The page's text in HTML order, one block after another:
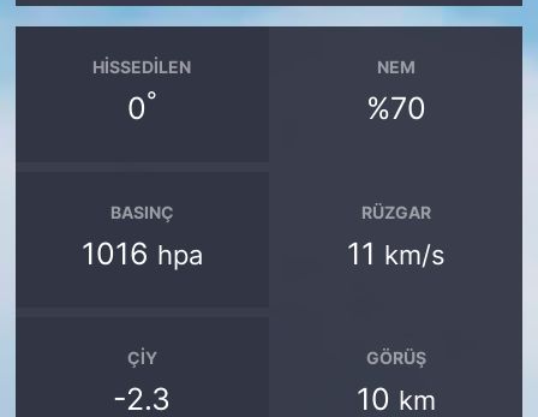
HISSEDILEN
0°
NEM
%70
BASINÇ
1016 hpa
RÜZGAR
11 km/s
ÇIY
-2.3
GÖRÜŞ
10 km